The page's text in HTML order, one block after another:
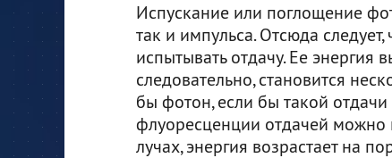
Испускание или поглощение
так и импульса. Отсюда
испытывать отдачу. Ее энергия
следовательно, становится
бы фотон, если бы такой
флуоресценции отдачей можно
лучах, энергия возрастает на